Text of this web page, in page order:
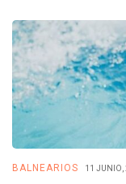
BALNEARIOS 11 JUNIO,